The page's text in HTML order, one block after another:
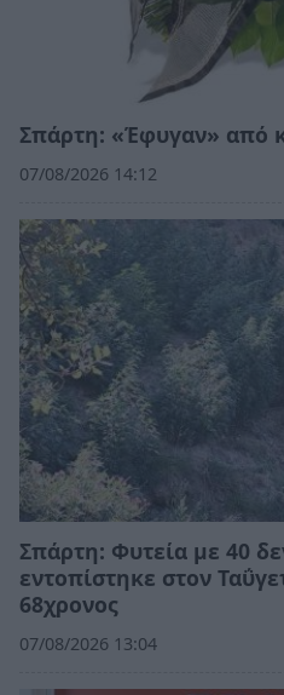
Σπάρτη: «Έφυγαν» από
07/08/2026 14:12
Σπάρτη: Φυτεία με 40
εντοπίστηκε στον
68χρονος
07/08/2026 13:04